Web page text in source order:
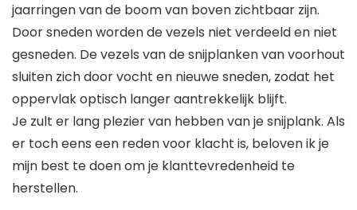
jaarringen van de boom van boven zichtbaar zijn.
Door sneden worden de vezels niet verdeeld en niet
gesneden. De vezels van de snijplanken van voorhout
sluiten zich door vocht en nieuwe sneden, zodat het
oppervlak optisch langer aantrekkelijk blijft.
Je zult er lang plezier van hebben van je snijplank. Als
er toch eens een reden voor klacht is, beloven ik je
mijn best te doen om je klanttevredenheid te
herstellen.